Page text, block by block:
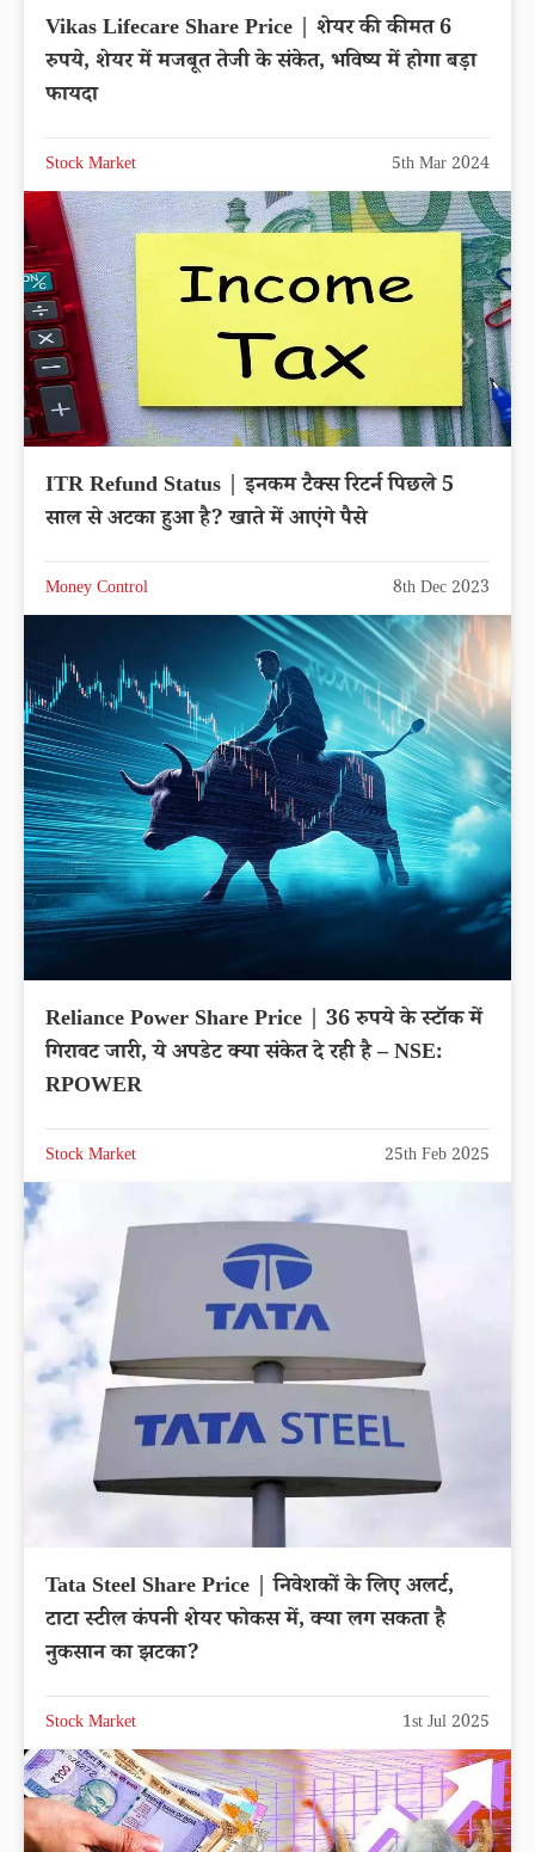
Vikas Lifecare Share Price | शेयर की कीमत 6
रुपये, शेयर में मजबूत तेजी के संकेत, भविष्य में होगा बड़ा
फायदा
Stock Market 5th Mar 2024
ITR Refund Status | इनकम टैक्स रिटर्न पिछले 5
साल से अटका हुआ है? खाते में आएंगे पैसे
Money Control 8th Dec 2023
Reliance Power Share Price | 36 रुपये के स्टॉक में
गिरावट जारी, ये अपडेट क्या संकेत दे रही है – NSE:
RPOWER
Stock Market 25th Feb 2025
Tata Steel Share Price | निवेशकों के लिए अलर्ट,
टाटा स्टील कंपनी शेयर फोकस में, क्या लग सकता है
नुकसान का झटका?
Stock Market 1st Jul 2025